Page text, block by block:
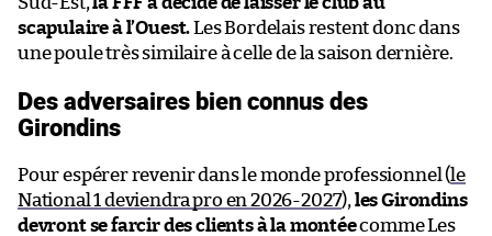
scapulaire à l’Ouest.Les Bordelais restent donc dans
une poule très similaire à celle de la saison dernière.
Des adversaires bien connus des
Girondins
Pour espérer revenir dans le monde professionnel (le
National 1 deviendra pro en 2026-2027), les Girondins
devront se farcir des clients à la montéecomme Les